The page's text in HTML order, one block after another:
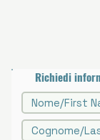
Richiedi